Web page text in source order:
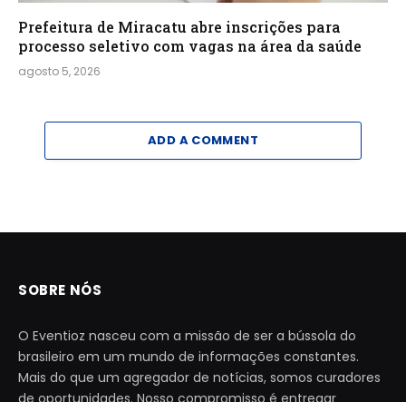
Prefeitura de Miracatu abre inscrições para
processo seletivo com vagas na área da saúde
agosto 5, 2026
ADD A COMMENT
SOBRE NÓS
O Eventioz nasceu com a missão de ser a bússola do
brasileiro em um mundo de informações constantes.
Mais do que um agregador de notícias, somos curadores
de oportunidades. Nosso compromisso é entregar